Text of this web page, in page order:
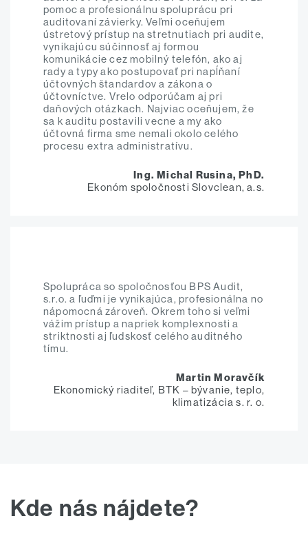
pomoc a profesionálnu spoluprácu pri
auditovaní závierky. Veľmi oceňujem
ústretový prístup na stretnutiach pri audite,
vynikajúcu súčinnosť aj formou
komunikácie cez mobilný telefón, ako aj
rady a typy ako postupovať pri napĺňaní
účtovných štandardov a zákona o
účtovníctve. Vrelo odporúčam aj pri
daňových otázkach. Najviac oceňujem, že
sa k auditu postavili vecne a my ako
účtovná firma sme nemali okolo celého
procesu extra administratívu.
Ing. Michal Rusina, PhD.
Ekonóm spoločnosti Slovclean, a.s.
Spolupráca so spoločnosťou BPS Audit,
s.r.o. a ľuďmi je vynikajúca, profesionálna no
nápomocná zároveň. Okrem toho si veľmi
vážim prístup a napriek komplexnosti a
striktnosti aj ľudskosť celého auditného
tímu.
Martin Moravčík
Ekonomický riaditeľ, BTK – bývanie, teplo,
klimatizácia s. r. o.
Kde nás nájdete?